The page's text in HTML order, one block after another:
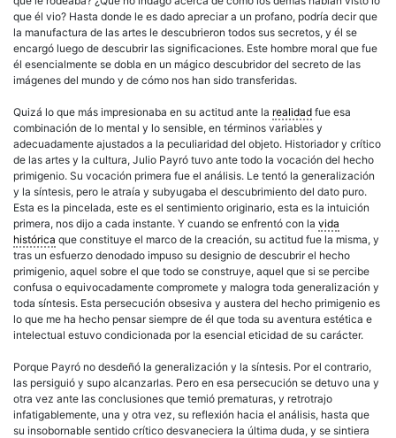
que él vio? Hasta donde le es dado apreciar a un profano, podría decir que
la manufactura de las artes le descubrieron todos sus secretos, y él se
encargó luego de descubrir las significaciones. Este hombre moral que fue
él esencialmente se dobla en un mágico descubridor del secreto de las
imágenes del mundo y de cómo nos han sido transferidas.
Quizá lo que más impresionaba en su actitud ante la realidad fue esa
combinación de lo mental y lo sensible, en términos variables y
adecuadamente ajustados a la peculiaridad del objeto. Historiador y crítico
de las artes y la cultura, Julio Payró tuvo ante todo la vocación del hecho
primigenio. Su vocación primera fue el análisis. Le tentó la generalización
y la síntesis, pero le atraía y subyugaba el descubrimiento del dato puro.
Esta es la pincelada, este es el sentimiento originario, esta es la intuición
primera, nos dijo a cada instante. Y cuando se enfrentó con la vida
histórica que constituye el marco de la creación, su actitud fue la misma, y
tras un esfuerzo denodado impuso su designio de descubrir el hecho
primigenio, aquel sobre el que todo se construye, aquel que si se percibe
confusa o equivocadamente compromete y malogra toda generalización y
toda síntesis. Esta persecución obsesiva y austera del hecho primigenio es
lo que me ha hecho pensar siempre de él que toda su aventura estética e
intelectual estuvo condicionada por la esencial eticidad de su carácter.
Porque Payró no desdeñó la generalización y la síntesis. Por el contrario,
las persiguió y supo alcanzarlas. Pero en esa persecución se detuvo una y
otra vez ante las conclusiones que temió prematuras, y retrotrajo
infatigablemente, una y otra vez, su reflexión hacia el análisis, hasta que
su insobornable sentido crítico desvaneciera la última duda, y se sintiera